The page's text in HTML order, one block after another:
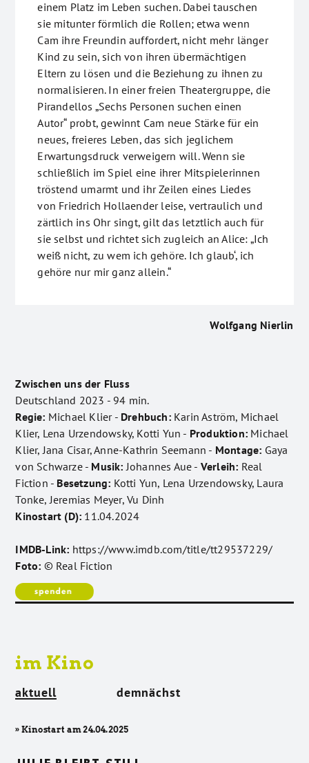
einem Platz im Leben suchen. Dabei tauschen
sie mitunter förmlich die Rollen; etwa wenn
Cam ihre Freundin auffordert, nicht mehr länger
Kind zu sein, sich von ihren übermächtigen
Eltern zu lösen und die Beziehung zu ihnen zu
normalisieren. In einer freien Theatergruppe, die
Pirandellos „Sechs Personen suchen einen
Autor“ probt, gewinnt Cam neue Stärke für ein
neues, freieres Leben, das sich jeglichem
Erwartungsdruck verweigern will. Wenn sie
schließlich im Spiel eine ihrer Mitspielerinnen
tröstend umarmt und ihr Zeilen eines Liedes
von Friedrich Hollaender leise, vertraulich und
zärtlich ins Ohr singt, gilt das letztlich auch für
sie selbst und richtet sich zugleich an Alice: „Ich
weiß nicht, zu wem ich gehöre. Ich glaub‘, ich
gehöre nur mir ganz allein.“
Wolfgang Nierlin
Zwischen uns der Fluss
Deutschland 2023 - 94 min.
Regie: Michael Klier - Drehbuch:Karin Aström, Michael
Klier, Lena Urzendowsky, Kotti Yun - Produktion: Michael
Klier, Jana Cisar, Anne-Kathrin Seemann - Montage: Gaya
von Schwarze - Musik: Johannes Aue - Verleih: Real
Fiction - Besetzung: Kotti Yun, Lena Urzendowsky, Laura
Tonke, Jeremias Meyer, Vu Dinh
Kinostart (D): 11.04.2024
IMDB-Link: https://www.imdb.com/title/tt29537229/
Foto: © Real Fiction
im Kino
aktuell demnächst
» Kinostart am 24.04.2025